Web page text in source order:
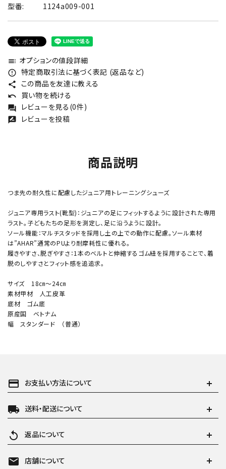
型番: 1124a009-001
toc オプションの値段詳細
error_outline 特定商取引法に基づく表記 (返品など)
share この商品を友達に教える
undo 買い物を続ける
forum レビューを見る(0件)
rate_review レビューを投稿
商品説明
つま先の耐久性に配慮したジュニア用トレーニングシューズ
ジュニア専用ラスト(靴型)：ジュニアの足にフィットするように設計された専用
ラスト。子どもたちの足形を測定し、足に沿うように設計。
ソール機能：マルチスタッドを採用し土の上での動作に配慮。ソール素材
は”AHAR”通常のPUより耐摩耗性に優れる。
履きやすさ、脱ぎやすさ：1本のベルトと伸縮するゴム紐を採用することで、着
脱のしやすさとフィット感を追追求。
サイズ 18㎝〜24㎝
素材甲材 人工皮革
底材 ゴム底
原産国 ベトナム
幅 スタンダード （普通）
payment お支払い方法について
local_shipping 送料・配送について
replay 返品について
mail 店舗について